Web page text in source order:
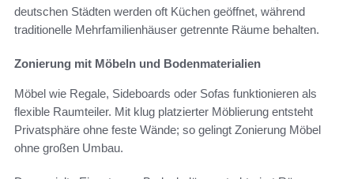
deutschen Städten werden oft Küchen geöffnet, während
traditionelle Mehrfamilienhäuser getrennte Räume behalten.
Zonierung mit Möbeln und Bodenmaterialien
Möbel wie Regale, Sideboards oder Sofas funktionieren als
flexible Raumteiler. Mit klug platzierter Möblierung entsteht
Privatsphäre ohne feste Wände; so gelingt Zonierung Möbel
ohne großen Umbau.